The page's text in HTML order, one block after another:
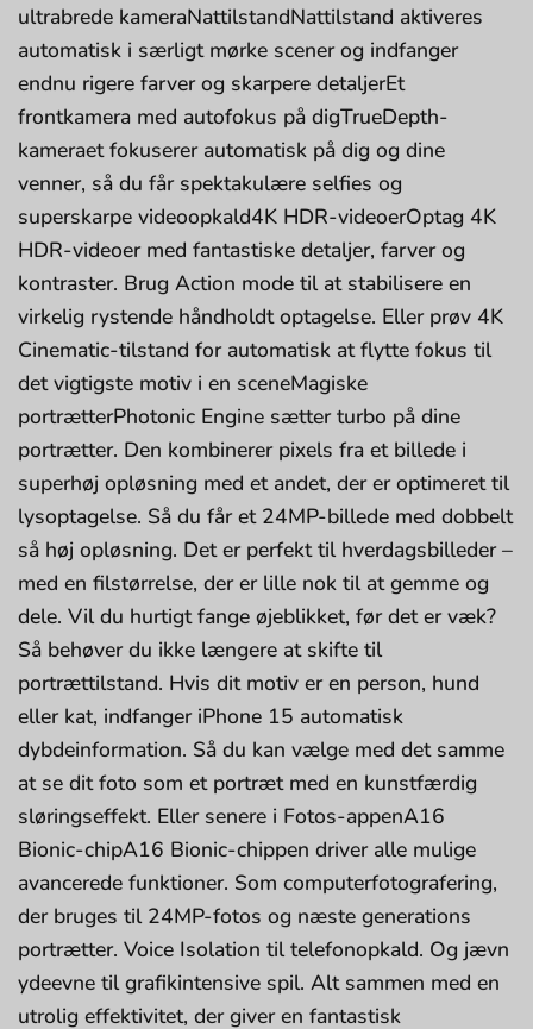
ultrabrede kameraNattilstandNattilstand aktiveres
automatisk i særligt mørke scener og indfanger
endnu rigere farver og skarpere detaljerEt
frontkamera med autofokus på digTrueDepth-
kameraet fokuserer automatisk på dig og dine
venner, så du får spektakulære selfies og
superskarpe videoopkald4K HDR-videoerOptag 4K
HDR-videoer med fantastiske detaljer, farver og
kontraster. Brug Action mode til at stabilisere en
virkelig rystende håndholdt optagelse. Eller prøv 4K
Cinematic-tilstand for automatisk at flytte fokus til
det vigtigste motiv i en sceneMagiske
portrætterPhotonic Engine sætter turbo på dine
portrætter. Den kombinerer pixels fra et billede i
superhøj opløsning med et andet, der er optimeret til
lysoptagelse. Så du får et 24MP-billede med dobbelt
så høj opløsning. Det er perfekt til hverdagsbilleder –
med en filstørrelse, der er lille nok til at gemme og
dele. Vil du hurtigt fange øjeblikket, før det er væk?
Så behøver du ikke længere at skifte til
portrættilstand. Hvis dit motiv er en person, hund
eller kat, indfanger iPhone 15 automatisk
dybdeinformation. Så du kan vælge med det samme
at se dit foto som et portræt med en kunstfærdig
sløringseffekt. Eller senere i Fotos-appenA16
Bionic-chipA16 Bionic-chippen driver alle mulige
avancerede funktioner. Som computerfotografering,
der bruges til 24MP-fotos og næste generations
portrætter. Voice Isolation til telefonopkald. Og jævn
ydeevne til grafikintensive spil. Alt sammen med en
utrolig effektivitet, der giver en fantastisk